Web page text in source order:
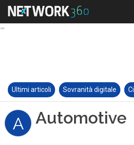
Ultimi articoli Sovranità digitale
A Automotive